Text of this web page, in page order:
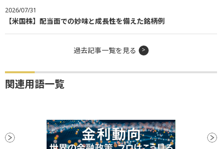
2026/07/31
【米国株】配当面での妙味と成長性を備えた銘柄例
過去記事一覧を見る
関連用語一覧